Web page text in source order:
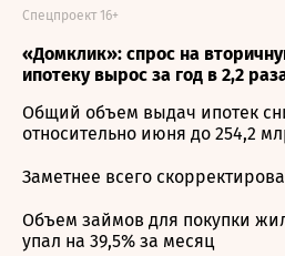
«Домклик»: спрос на
ипотеку вырос за год в 2,2
Спецпроект 16+
Общий объем выдач ипотек
относительно июня до 254,2
Заметнее всего
Объем займов для покупки
упал на 39,5% за месяц